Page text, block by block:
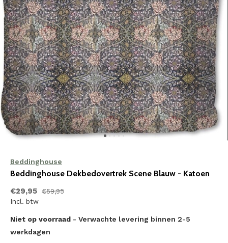
Beddinghouse
Beddinghouse Dekbedovertrek Scene Blauw - Katoen
€29,95 €59,95
Incl. btw
Niet op voorraad - Verwachte levering binnen 2-5
werkdagen